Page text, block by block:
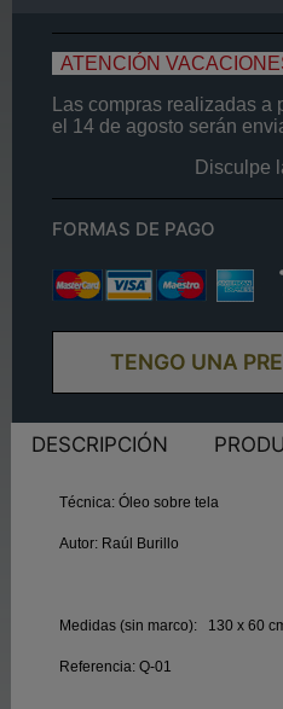
ATENCIÓN
Las compras realizadas a
el 14 de agosto serán
Disculpe
FORMAS DE PAGO
TENGO UNA
DESCRIPCIÓN
Técnica: Óleo sobre tela
Autor: Raúl Burillo
Medidas (sin marco): 130 x 60
Referencia: Q-01